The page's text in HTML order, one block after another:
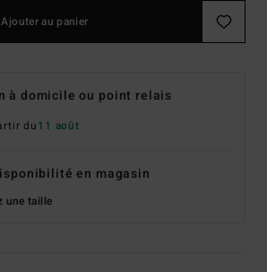
Ajouter au panier
à domicile ou point relais
du11 août
en magasin
une taille